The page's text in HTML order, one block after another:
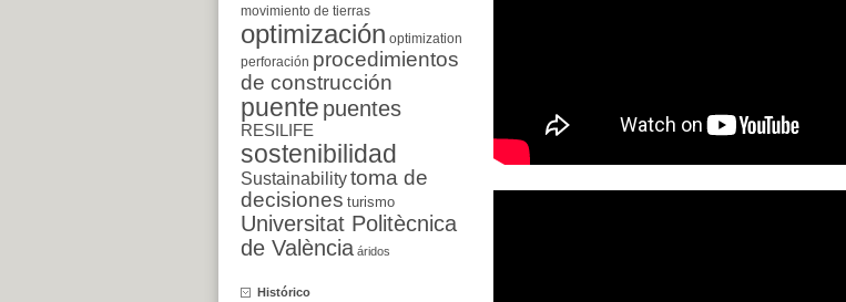
movimiento de tierras
optimización optimization
perforación procedimientos
de construcción
puente puentes
RESILIFE
sostenibilidad
Sustainabilitytoma de
decisiones turismo
Universitat Politècnica
de València áridos
Histórico